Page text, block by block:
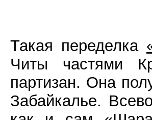
Такая переделка
Читы частями
партизан. Она
Забайкалье.